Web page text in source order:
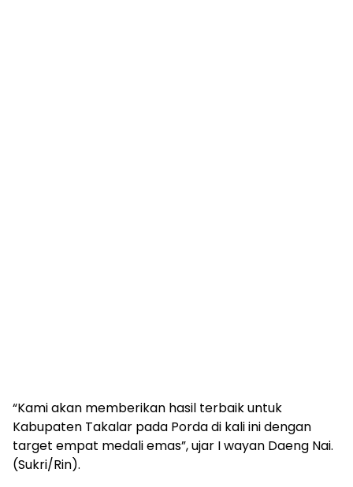
“Kami akan memberikan hasil terbaik untuk
Kabupaten Takalar pada Porda di kali ini dengan
target empat medali emas”, ujar I wayan Daeng Nai.
(Sukri/Rin).